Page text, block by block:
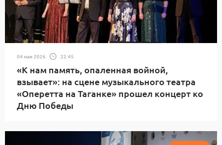
04 мая 2026 22:45
«К нам память, опаленная войной,
взывает»: на сцене музыкального театра
«Оперетта на Таганке» прошел концерт ко
Дню Победы